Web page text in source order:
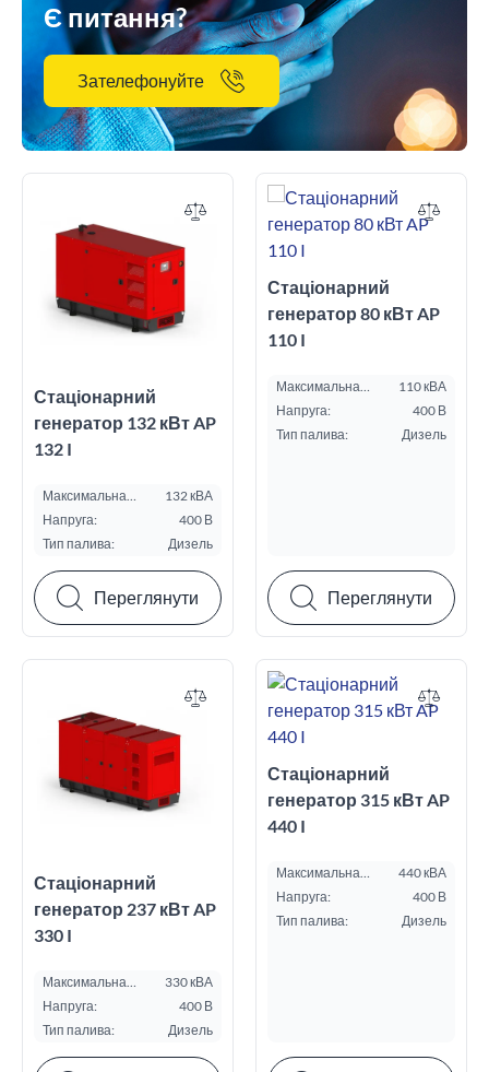
Є питання?
Зателефонуйте
Стаціонарний
генератор 132 кВт AP
132 I
Максимальна
потужність ESP, кВА:
132 кВА
Напруга:
400 В
Тип палива:
Дизель
Переглянути
Стаціонарний
генератор 80 кВт AP
110 I
Максимальна
потужність ESP, кВА:
110 кВА
Напруга:
400 В
Тип палива:
Дизель
Переглянути
Стаціонарний
генератор 237 кВт AP
330 I
Максимальна
потужність ESP, кВА:
330 кВА
Напруга:
400 В
Тип палива:
Дизель
Стаціонарний
генератор 315 кВт AP
440 I
Максимальна
потужність ESP, кВА:
440 кВА
Напруга:
400 В
Тип палива:
Дизель